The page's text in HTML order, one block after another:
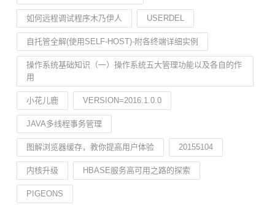
如何远程调试程序木乃伊人 USERDEL
自托管全解(使用SELF-HOST)-附各终端详细实例
操作系统基础知识（一）操作系统五大管理功能以及各自的作
用
小花儿鹿 VERSION=2016.1.0.0
JAVA多线程事务管理
图解浏览器缓存，教你提高用户体验 20155104
内核升级 HBASE服务高可用之路的探索
PIGEONS